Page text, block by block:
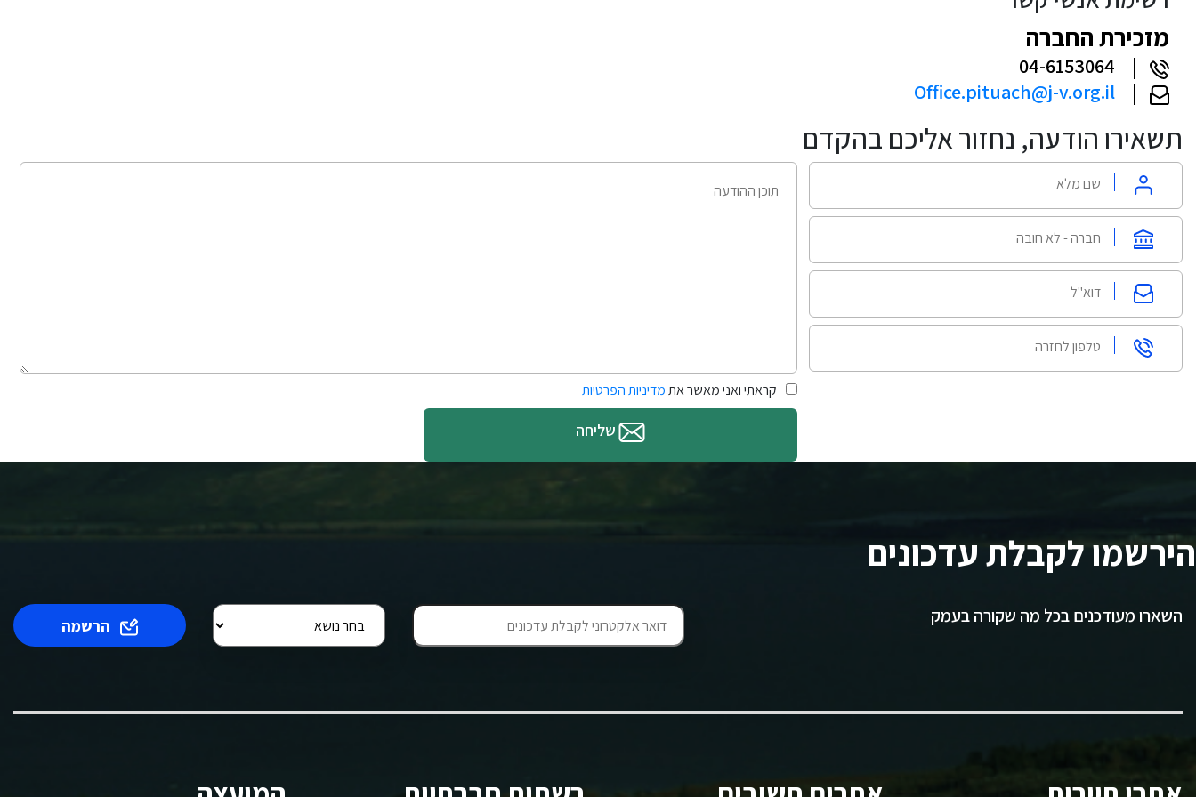
מזכירת החברה
04-6153064
Office.pituach@j-v.org.il
תשאירו הודעה, נחזור אליכם בהקדם
קראתי ואני מאשר אתמדיניות הפרטיות
שליחה
הירשמו לקבלת עדכונים
השארו מעודכנים בכל מה שקורה בעמק הרשמה